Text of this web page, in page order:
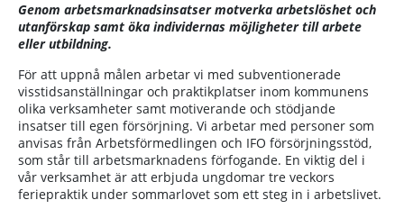
Genom arbetsmarknadsinsatser motverka arbetslöshet och
utanförskap samt öka individernas möjligheter till arbete
eller utbildning.
För att uppnå målen arbetar vi med subventionerade
visstidsanställningar och praktikplatser inom kommunens
olika verksamheter samt motiverande och stödjande
insatser till egen försörjning. Vi arbetar med personer som
anvisas från Arbetsförmedlingen och IFO försörjningsstöd,
som står till arbetsmarknadens förfogande. En viktig del i
vår verksamhet är att erbjuda ungdomar tre veckors
feriepraktik under sommarlovet som ett steg in i arbetslivet.